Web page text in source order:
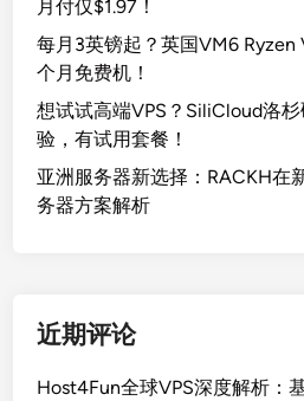
月付仅$1.97！
每月3英镑起？英国VM6 Ryzen
个月免费机！
想试试高端VPS？SiliCloud洛
验，有试用套餐！
亚洲服务器新选择：RACKH在
务器方案解析
近期评论
Host4Fun全球VPS深度解析：